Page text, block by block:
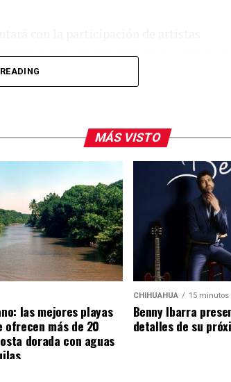
al espectáculo principal, además de
reiteraron la invitación al público para
de una de las presentaciones más
visto en el restaurante Aire Liebre, en
en compañía de su equipo de trabajo.
MÁS VISTO
las mejores playas
ofrecen más de 20
dorada con aguas
CHIHUAHUA 15 minutos
Benny Ibarra
detalles de su